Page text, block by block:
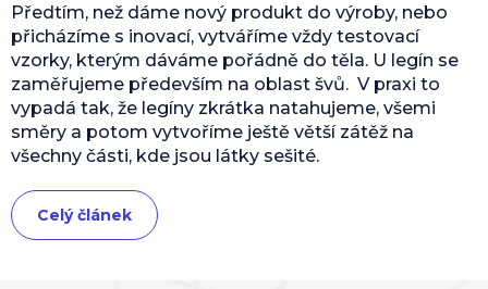
Předtím, než dáme nový produkt do výroby, nebo
přicházíme s inovací, vytváříme vždy testovací
vzorky, kterým dáváme pořádně do těla. U legín se
zaměřujeme především na oblast švů. V praxi to
vypadá tak, že legíny zkrátka natahujeme, všemi
směry a potom vytvoříme ještě větší zátěž na
všechny části, kde jsou látky sešité.
Celý článek